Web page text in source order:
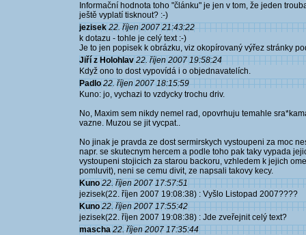
Informační hodnota toho "článku" je jen v tom, že jeden
ještě vyplatí tisknout? :-)
jezisek 22. říjen 2007 21:43:22
k dotazu - tohle je celý text :-)
Je to jen popisek k obrázku, viz okopírovaný výřez stránky
Jiří z Holohlav 22. říjen 2007 19:58:24
Když ono to dost vypovídá i o objednavatelích.
Padlo 22. říjen 2007 18:15:59
Kuno: jo, vychazi to vzdycky trochu driv.
No, Maxim sem nikdy nemel rad, opovrhuju temahle
vazne. Muzou se jit vycpat..
No jinak je pravda ze dost sermirskych vystoupeni za moc
napr. se skutecnym hercem a podle toho pak taky vypada
vystoupeni stojicich za starou backoru, vzhledem k jejich
pomluvit), neni se cemu divit, ze napsali takovy kecy.
Kuno 22. říjen 2007 17:57:51
jezisek(22. říjen 2007 19:08:38) : Vyšlo Listopad 2007????
Kuno 22. říjen 2007 17:55:42
jezisek(22. říjen 2007 19:08:38) : Jde zveřejnit celý text?
mascha 22. říjen 2007 17:35:44